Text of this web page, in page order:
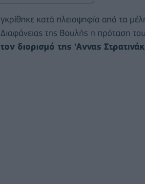
γκρίθηκε κατά πλειοψηφία από τα
Διαφάνειας της Βουλής η πρόταση
τον διορισμό της 'Αννας